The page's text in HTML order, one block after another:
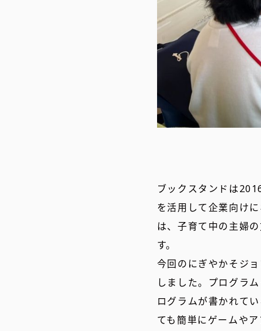
ブックスタンドは
を活用して企業向け
は、子育て中の主婦
す。
今回のにぎやかそジ
しました。プログラ
ログラムが書かれて
ても簡単にゲームや